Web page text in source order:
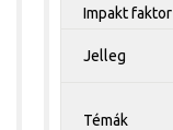
Impakt faktor
Jelleg
Témák